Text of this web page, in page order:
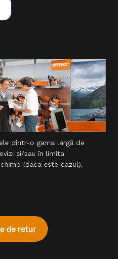
dintr-o gama largă de
şi/sau în limita
(daca este cazul).